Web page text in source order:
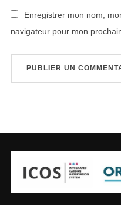
Enregistrer mon nom,
navigateur pour mon